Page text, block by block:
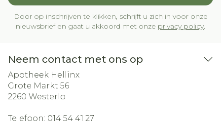
Door op inschrijven te klikken, schrijft u zich in voor onze
nieuwsbrief en gaat u akkoord met onze privacy policy.
Neem contact met ons op
Apotheek Hellinx
Grote Markt 56
2260 Westerlo
Telefoon: 014 54 41 27